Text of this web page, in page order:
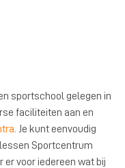
sportschool gelegen in
faciliteiten aan en
. Je kunt eenvoudig
Sportcentrum
er voor iedereen wat bij